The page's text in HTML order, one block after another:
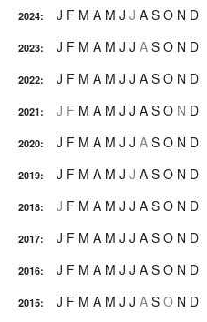
2024: J F M A M J J A S O N D
2023: J F M A M J J A S O N D
2022: J F M A M J J A S O N D
2021: J F M A M J J A S O N D
2020: J F M A M J J A S O N D
2019: J F M A M J J A S O N D
2018: J F M A M J J A S O N D
2017: J F M A M J J A S O N D
2016: J F M A M J J A S O N D
2015: J F M A M J J A S O N D